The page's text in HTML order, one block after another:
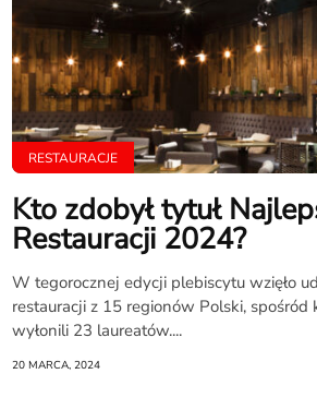
RESTAURACJE
Kto zdobył tytuł
Restauracji 2024?
W tegorocznej edycji plebiscytu wzięło
restauracji z 15 regionów Polski, spośród
wyłonili 23 laureatów....
20 MARCA, 2024